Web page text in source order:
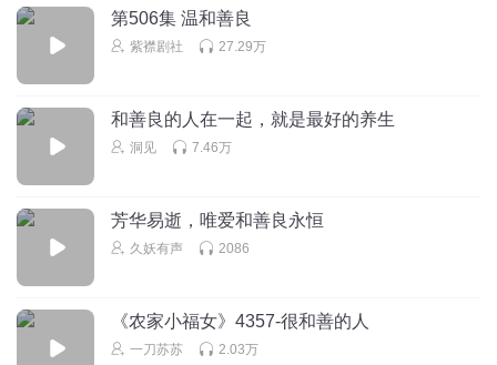
第506集 温和善良
紫襟剧社 27.29万
和善良的人在一起，就是最好的养生
洞见 7.46万
芳华易逝，唯爱和善良永恒
久妖有声 2086
《农家小福女》4357-很和善的人
一刀苏苏 2.03万